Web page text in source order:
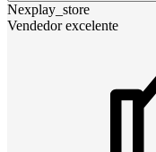
Nexplay_store
Vendedor excelente